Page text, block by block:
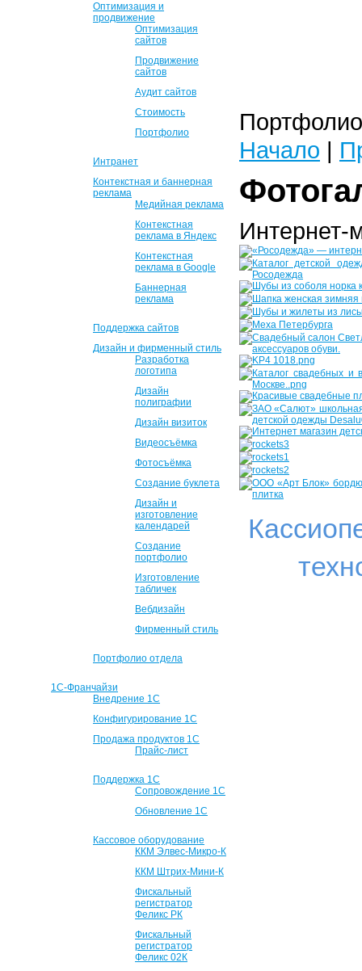
Оптимизация и
продвижение
Оптимизация
сайтов
Продвижение
сайтов
Аудит сайтов
Стоимость
Портфолио
Интранет
Контекстная и баннерная
реклама
Медийная реклама
Контекстная
реклама в Яндекс
Контекстная
реклама в Google
Баннерная
реклама
Поддержка сайтов
Дизайн и фирменный стиль
Разработка
логотипа
Дизайн
полиграфии
Дизайн визиток
Видеосъёмка
Фотосъёмка
Создание буклета
Дизайн и
изготовление
календарей
Создание
портфолио
Изготовление
табличек
Вебдизайн
Фирменный стиль
Портфолио отдела
1С-Франчайзи
Внедрение 1С
Конфигурирование 1С
Продажа продуктов 1С
Прайс-лист
Поддержка 1С
Сопровождение 1С
Обновление 1С
Кассовое оборудование
ККМ Элвес-Микро-К
ККМ Штрих-Мини-К
Фискальный
регистратор
Феликс РК
Фискальный
регистратор
Феликс 02К
Начало |
Интернет-